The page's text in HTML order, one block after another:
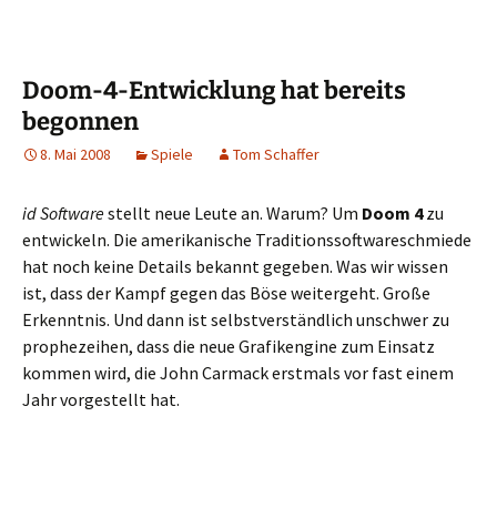
Doom-4-Entwicklung hat bereits
begonnen
8. Mai 2008 Spiele Tom Schaffer
id Softwarestellt neue Leute an. Warum? Um Doom 4zu
entwickeln. Die amerikanische Traditionssoftwareschmiede
hat noch keine Details bekannt gegeben. Was wir wissen
ist, dass der Kampf gegen das Böse weitergeht. Große
Erkenntnis. Und dann ist selbstverständlich unschwer zu
prophezeihen, dass die neue Grafikengine zum Einsatz
kommen wird, die John Carmack erstmals vor fast einem
Jahr vorgestellt hat.